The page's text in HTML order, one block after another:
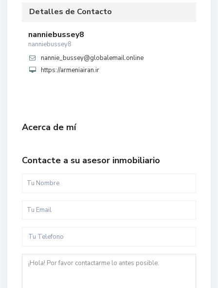
Detalles de Contacto
nanniebussey8
nanniebussey8
nannie_bussey@globalemail.online
https://armeniairan.ir
Acerca de mí
Contacte a su asesor inmobiliario